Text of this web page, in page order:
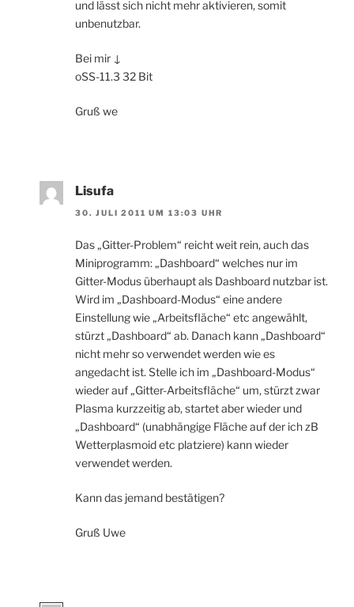
und lässt sich nicht mehr aktivieren, somit
unbenutzbar.
Bei mir ↓
oSS-11.3 32 Bit
Gruß we
Lisufa
30. JULI 2011 UM 13:03 UHR
Das „Gitter-Problem“ reicht weit rein, auch das
Miniprogramm: „Dashboard“ welches nur im
Gitter-Modus überhaupt als Dashboard nutzbar ist.
Wird im „Dashboard-Modus“ eine andere
Einstellung wie „Arbeitsfläche“ etc angewählt,
stürzt „Dashboard“ ab. Danach kann „Dashboard“
nicht mehr so verwendet werden wie es
angedacht ist. Stelle ich im „Dashboard-Modus“
wieder auf „Gitter-Arbeitsfläche“ um, stürzt zwar
Plasma kurzzeitig ab, startet aber wieder und
„Dashboard“ (unabhängige Fläche auf der ich zB
Wetterplasmoid etc platziere) kann wieder
verwendet werden.
Kann das jemand bestätigen?
Gruß Uwe